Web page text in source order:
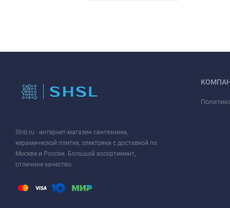
Shsl.ru - интернет-магазин сантехники,
керамической плитки, электрики с доставкой по
Москве и России. Большой ассортимент,
отличное качество.